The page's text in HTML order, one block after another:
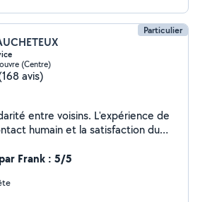
Particulier
(Centre)
avis)
entre voisins. L'expérience de
humain et la satisfaction du
Frank : 5/5